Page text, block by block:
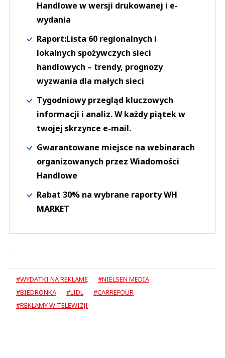
Handlowe w wersji drukowanej i e-
wydania
Raport:Lista 60 regionalnych i
lokalnych spożywczych sieci
handlowych – trendy, prognozy
wyzwania dla małych sieci
Tygodniowy przegląd kluczowych
informacji i analiz. W każdy piątek w
twojej skrzynce e-mail.
Gwarantowane miejsce na webinarach
organizowanych przez Wiadomości
Handlowe
Rabat 30% na wybrane raporty WH
MARKET
#WYDATKI NA REKLAMĘ
#NIELSEN MEDIA
#BIEDRONKA
#LIDL
#CARREFOUR
#REKLAMY W TELEWIZJI